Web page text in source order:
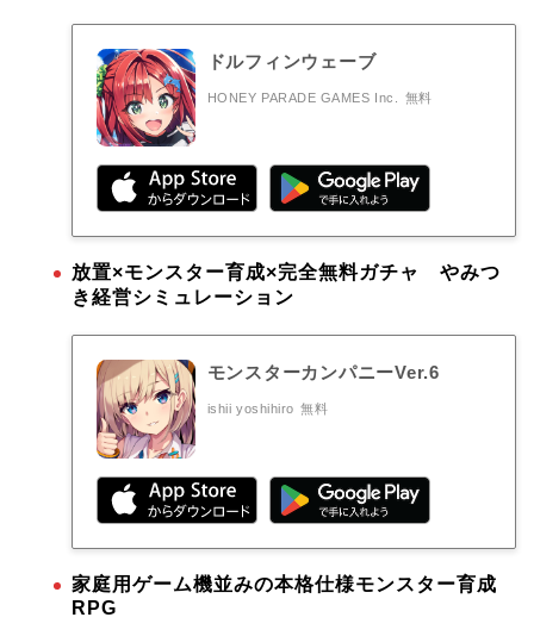
ドルフィンウェーブ
HONEY PARADE GAMES Inc. 無料
放置×モンスター育成×完全無料ガチャ やみつ
き経営シミュレーション
モンスターカンパニーVer.6
ishii yoshihiro 無料
家庭用ゲーム機並みの本格仕様モンスター育成
RPG